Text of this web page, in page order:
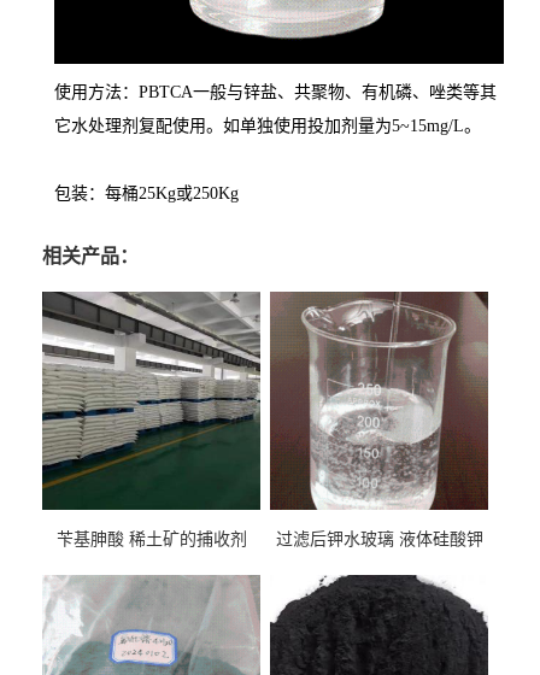
使用方法： PBTCA一般与锌盐、共聚物、有机磷、唑类等其
它水处理剂复配使用。如单独使用投加剂量为5~15mg/L。
包装：每桶25Kg或250Kg
相关产品：
苄基胂酸 稀土矿的捕收剂 过滤后钾水玻璃 液体硅酸钾